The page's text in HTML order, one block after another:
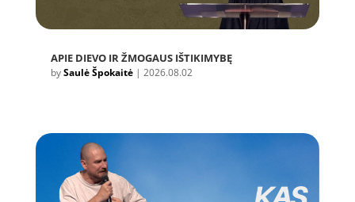
APIE DIEVO IR ŽMOGAUS IŠTIKIMYBĘ
bySaulė Špokaitė| 2026.08.02